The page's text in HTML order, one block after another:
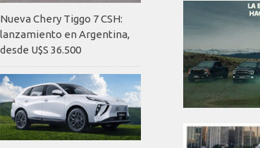
Nueva Chery Tiggo 7 CSH:
lanzamiento en Argentina,
desde U$S 36.500